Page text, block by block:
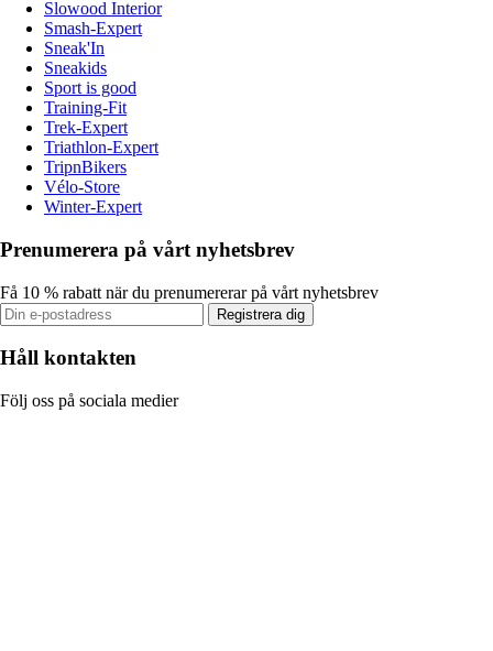
Slowood Interior
Smash-Expert
Sneak'In
Sneakids
Sport is good
Training-Fit
Trek-Expert
Triathlon-Expert
TripnBikers
Vélo-Store
Winter-Expert
Prenumerera på vårt nyhetsbrev
Få 10 % rabatt när du prenumererar på vårt nyhetsbrev
Registrera dig
Håll kontakten
Följ oss på sociala medier